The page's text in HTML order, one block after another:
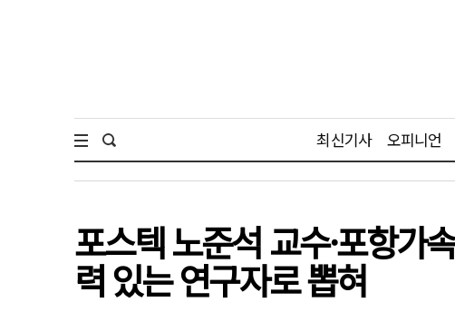
최신기사 오피니언
포스텍 노준석 교수·포항가
력 있는 연구자로 뽑혀